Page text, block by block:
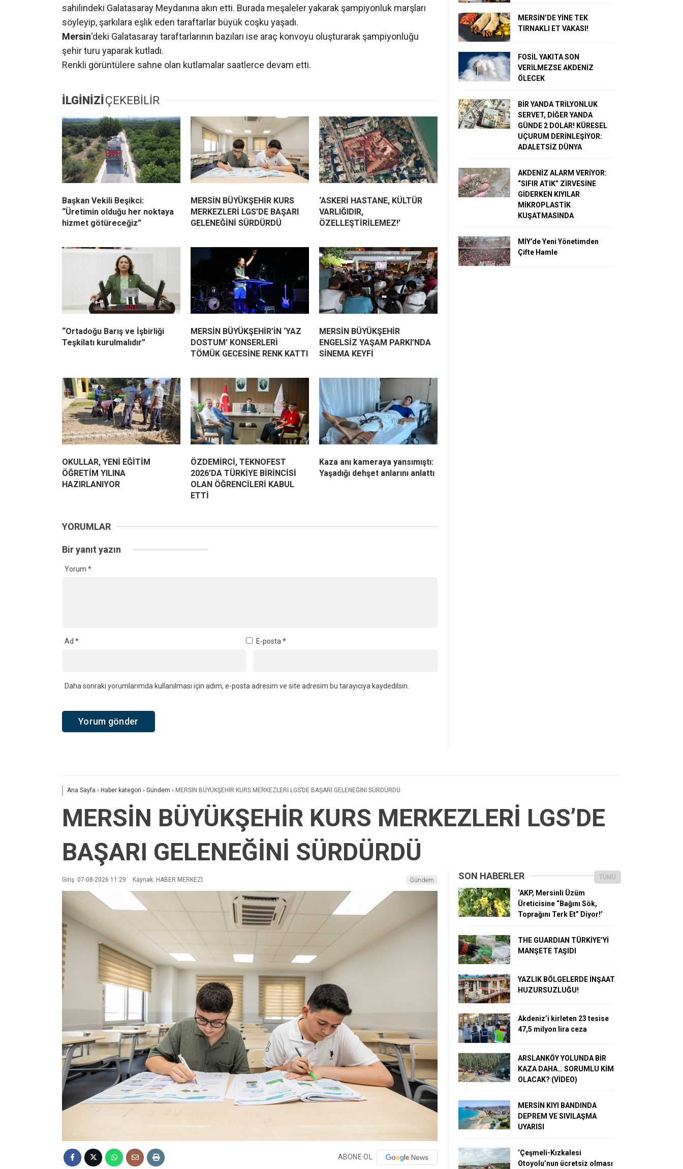
sahilindeki Galatasaray Meydanına akın etti. Burada meşaleler yakarak şampiyonluk marşları
söyleyip, şarkılara eşlik eden taraftarlar büyük coşku yaşadı.
Mersin‘deki Galatasaray taraftarlarının bazıları ise araç konvoyu oluşturarak şampiyonluğu
şehir turu yaparak kutladı.
Renkli görüntülere sahne olan kutlamalar saatlerce devam etti.
İLGİNİZİÇEKEBİLİR
Başkan Vekili Beşikci:
“Üretimin olduğu her noktaya
hizmet götüreceğiz”
MERSİN BÜYÜKŞEHİR KURS
MERKEZLERİ LGS’DE BAŞARI
GELENEĞİNİ SÜRDÜRDÜ
‘ASKERİ HASTANE, KÜLTÜR
VARLIĞIDIR,
ÖZELLEŞTİRİLEMEZ!’
“Ortadoğu Barış ve İşbirliği
Teşkilatı kurulmalıdır”
MERSİN BÜYÜKŞEHİR’İN ‘YAZ
DOSTUM’ KONSERLERİ
TÖMÜK GECESİNE RENK KATTI
MERSİN BÜYÜKŞEHİR
ENGELSİZ YAŞAM PARKI’NDA
SİNEMA KEYFİ
OKULLAR, YENİ EĞİTİM
ÖĞRETİM YILINA
HAZIRLANIYOR
ÖZDEMİRCİ, TEKNOFEST
2026’DA TÜRKİYE BİRİNCİSİ
OLAN ÖĞRENCİLERİ KABUL
ETTİ
Kaza anı kameraya yansımıştı:
Yaşadığı dehşet anlarını anlattı
YORUMLAR
Bir yanıt yazın
Yorum *
Ad * E-posta*
Daha sonraki yorumlarımda kullanılması için adım, e-posta adresim ve site adresim bu tarayıcıya kaydedilsin.
MERSİN’DE YİNE TEK
TIRNAKLI ET VAKASI!
FOSİL YAKITA SON
VERİLMEZSE AKDENİZ
ÖLECEK
BİR YANDA TRİLYONLUK
SERVET, DİĞER YANDA
GÜNDE 2 DOLAR! KÜRESEL
UÇURUM DERİNLEŞİYOR:
ADALETSİZ DÜNYA
AKDENİZ ALARM VERİYOR:
“SIFIR ATIK” ZİRVESİNE
GİDERKEN KIYILAR
MİKROPLASTİK
KUŞATMASINDA
MİY’de Yeni Yönetimden
Çifte Hamle
Ana Sayfa › Haber kategori › Gündem › MERSİN BÜYÜKŞEHİR KURS MERKEZLERİ LGS’DE BAŞARI GELENEĞİNİ SÜRDÜRDÜ
MERSİN BÜYÜKŞEHİR KURS MERKEZLERİ LGS’DE
BAŞARI GELENEĞİNİ SÜRDÜRDÜ
Giriş: 07-08-2026 11:29 Kaynak: HABER MERKEZI Gündem
ABONE OL
SON HABERLER TÜMÜ
‘AKP, Mersinli Üzüm
Üreticisine “Bağını Sök,
Toprağını Terk Et” Diyor!’
THE GUARDIAN TÜRKİYE’Yİ
MANŞETE TAŞIDI
YAZLIK BÖLGELERDE İNŞAAT
HUZURSUZLUĞU!
Akdeniz’i kirleten 23 tesise
47,5 milyon lira ceza
ARSLANKÖY YOLUNDA BİR
KAZA DAHA… SORUMLU KİM
OLACAK? (VİDEO)
MERSİN KIYI BANDINDA
DEPREM VE SIVILAŞMA
UYARISI
‘Çeşmeli-Kızkalesi
Otoyolu’nun ücretsiz olması